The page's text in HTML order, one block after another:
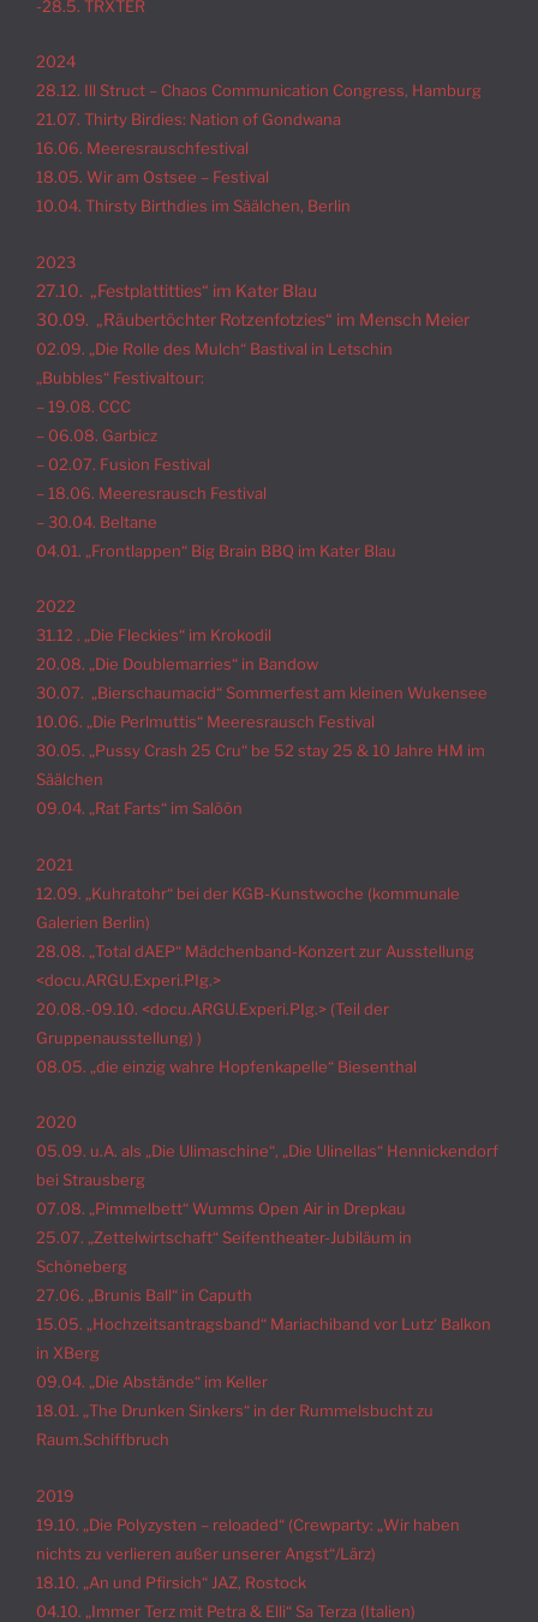
-28.5. TRXTER
2024
28.12. Ill Struct – Chaos Communication Congress, Hamburg
21.07. Thirty Birdies: Nation of Gondwana
16.06. Meeresrauschfestival
18.05. Wir am Ostsee – Festival
10.04. Thirsty Birthdies im Säälchen, Berlin
2023
27.10. „Festplattitties“ im Kater Blau
30.09. „Räubertöchter Rotzenfotzies“ im Mensch Meier
02.09. „Die Rolle des Mulch“ Bastival in Letschin
„Bubbles“ Festivaltour:
– 19.08. CCC
– 06.08. Garbicz
– 02.07. Fusion Festival
– 18.06. Meeresrausch Festival
– 30.04. Beltane
04.01. „Frontlappen“ Big Brain BBQ im Kater Blau
2022
31.12 . „Die Fleckies“ im Krokodil
20.08. „Die Doublemarries“ in Bandow
30.07. „Bierschaumacid“ Sommerfest am kleinen Wukensee
10.06. „Die Perlmuttis“ Meeresrausch Festival
30.05. „Pussy Crash 25 Cru“ be 52 stay 25 & 10 Jahre HM im
Säälchen
09.04. „Rat Farts“ im Salöön
2021
12.09. „Kuhratohr“ bei der KGB-Kunstwoche (kommunale
Galerien Berlin)
28.08. „Total dAEP“ Mädchenband-Konzert zur Ausstellung
<docu.ARGU.Experi.PIg.>
20.08.-09.10. <docu.ARGU.Experi.PIg.> (Teil der
Gruppenausstellung) )
08.05. „die einzig wahre Hopfenkapelle“ Biesenthal
2020
05.09. u.A. als „Die Ulimaschine“, „Die Ulinellas“ Hennickendorf
bei Strausberg
07.08. „Pimmelbett“ Wumms Open Air in Drepkau
25.07. „Zettelwirtschaft“ Seifentheater-Jubiläum in
Schöneberg
27.06. „Brunis Ball“ in Caputh
15.05. „Hochzeitsantragsband“ Mariachiband vor Lutz‘ Balkon
in XBerg
09.04. „Die Abstände“ im Keller
18.01. „The Drunken Sinkers“ in der Rummelsbucht zu
Raum.Schiffbruch
2019
19.10. „Die Polyzysten – reloaded“ (Crewparty: „Wir haben
nichts zu verlieren außer unserer Angst“/Lärz)
18.10. „An und Pfirsich“ JAZ, Rostock
04.10. „Immer Terz mit Petra & Elli“ Sa Terza (Italien)